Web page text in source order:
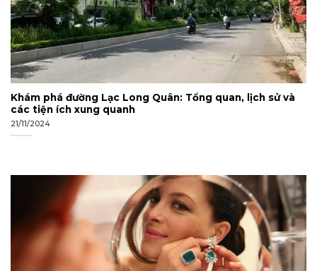
Khám phá đường Lạc Long Quân: Tổng quan, lịch sử và
các tiện ích xung quanh
21/11/2024